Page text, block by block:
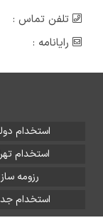
تلفن تماس :
رایانامه :
استخدام
استخدام
رزومه ساز
استخدام